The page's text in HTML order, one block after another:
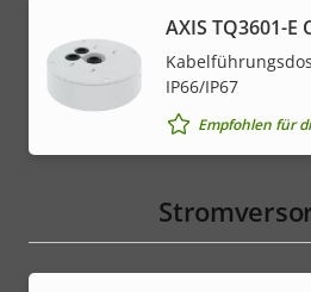
AXIS TQ3601-
IP66/IP67
Empfohlen für